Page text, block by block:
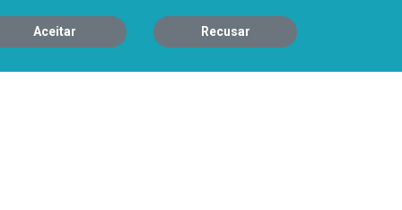
Transparência e Igualdade
Salarial
Aceitar Recusar